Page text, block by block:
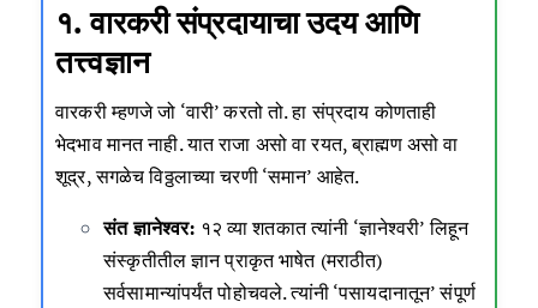
१. वारकरी संप्रदायाचा उदय आणि
तत्त्वज्ञान
वारकरी म्हणजे जो ‘वारी’ करतो तो. हा संप्रदाय कोणताही
भेदभाव मानत नाही. यात राजा असो वा रयत, ब्राह्मण असो वा
शूद्र, सगळेच विठ्ठलाच्या चरणी ‘समान’ आहेत.
संत ज्ञानेश्वर: १२ व्या शतकात त्यांनी ‘ज्ञानेश्वरी’ लिहून
संस्कृतीतील ज्ञान प्राकृत भाषेत (मराठीत)
सर्वसामान्यांपर्यंत पोहोचवले. त्यांनी ‘पसायदानातून’ संपूर्ण